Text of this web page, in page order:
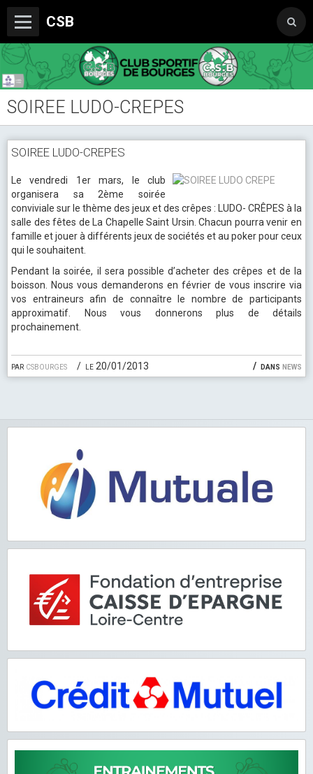
CSB
Le Club
Trophée Sorcelle Abeille Assurances
Les Partenaires
Photos
Vidéos
Sondages
SOIREE LUDO-CREPES
SOIREE LUDO-CREPES
par csbourges le 20/01/2013 dans news
Le vendredi 1er mars, le club
organisera sa 2ème soirée
conviviale sur le thème des jeux et des crêpes : LUDO- CRÊPES à la
salle des fêtes de La Chapelle Saint Ursin. Chacun pourra venir en
famille et jouer à différents jeux de sociétés et au poker pour ceux
qui le souhaitent.
Pendant la soirée, il sera possible d’acheter des crêpes et de la
boisson. Nous vous demanderons en février de vous inscrire via
vos entraineurs afin de connaître le nombre de participants
approximatif. Nous vous donnerons plus de détails
prochainement.